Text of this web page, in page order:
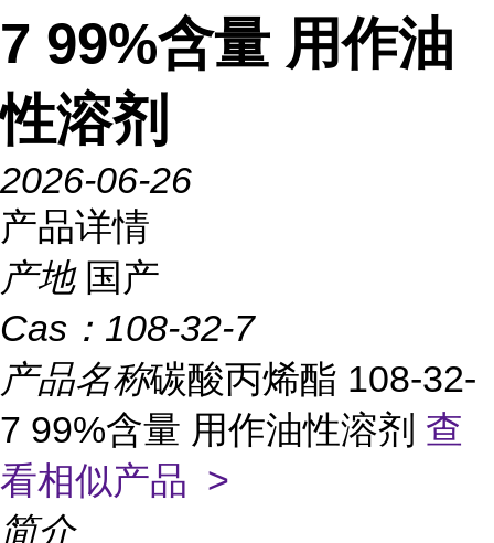
7 99%含量 用作油
性溶剂
2026-06-26
产品详情
产地 国产
Cas： 108-32-7
产品名称碳酸丙烯酯 108-32-
7 99%含量 用作油性溶剂 查
看相似产品 >
简介